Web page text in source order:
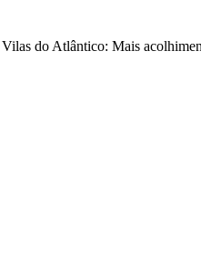
do Atlântico: Mais